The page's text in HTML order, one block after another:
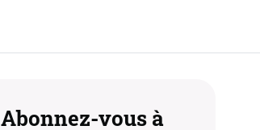
Abonnez-vous à